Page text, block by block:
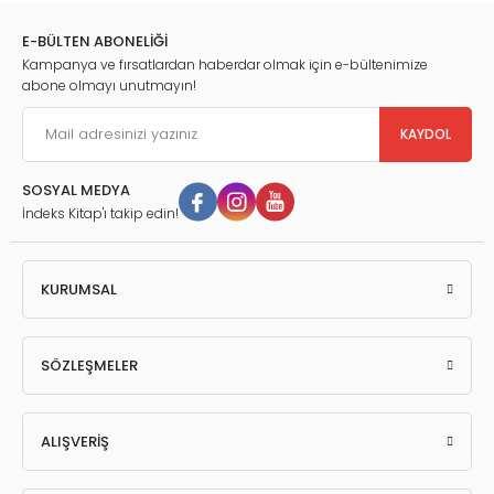
E-BÜLTEN ABONELİĞİ
Kampanya ve fırsatlardan haberdar olmak için e-bültenimize
abone olmayı unutmayın!
KAYDOL
SOSYAL MEDYA
İndeks Kitap'ı takip edin!
KURUMSAL
SÖZLEŞMELER
ALIŞVERİŞ